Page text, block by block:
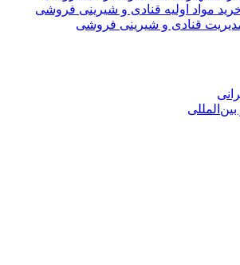
مواد اولیه قنادی و شیرینی فروشی
قنادی و شیرینی فروشی